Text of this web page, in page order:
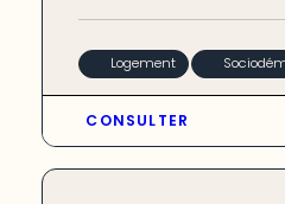
Logement
CONSULTER